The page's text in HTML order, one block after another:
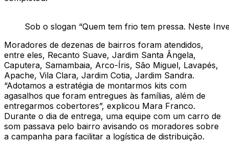
Sob o slogan “Quem tem frio tem pressa. Neste
Moradores de dezenas de bairros foram atendidos,
entre eles, Recanto Suave, Jardim Santa Ângela,
Caputera, Samambaia, Arco-Íris, São Miguel, Lavapés,
Apache, Vila Clara, Jardim Cotia, Jardim Sandra.
“Adotamos a estratégia de montarmos kits com
agasalhos que foram entregues às famílias, além de
entregarmos cobertores”, explicou Mara Franco.
Durante o dia de entrega, uma equipe com um carro de
som passava pelo bairro avisando os moradores sobre
a campanha para facilitar a logística de distribuição.